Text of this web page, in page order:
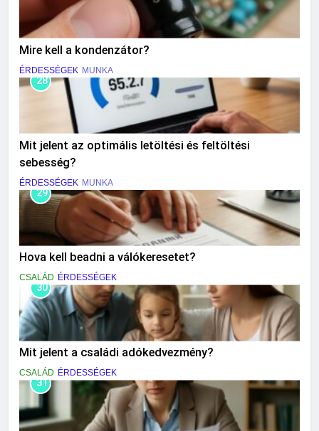
Mire kell a kondenzátor?
ÉRDESSÉGEK MUNKA
28
Mit jelent az optimális letöltési és feltöltési
sebesség?
ÉRDESSÉGEK MUNKA
29
Hova kell beadni a válókeresetet?
CSALÁD ÉRDESSÉGEK
30
Mit jelent a családi adókedvezmény?
CSALÁD ÉRDESSÉGEK
31